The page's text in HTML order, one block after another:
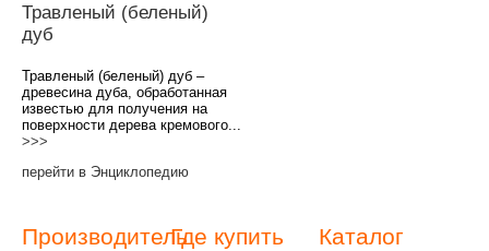
Травленый (беленый)
дуб
Травленый (беленый) дуб –
древесина дуба, обработанная
известью для получения на
поверхности дерева кремового...
>>>
перейти в Энциклопедию
ПроизводительГде купить Каталог